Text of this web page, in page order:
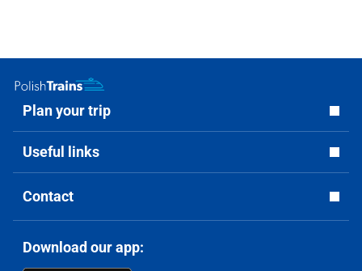
Plan your trip
Useful links
Contact
Download our app: